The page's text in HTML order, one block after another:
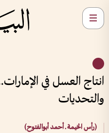
انتاج العسل في
والتحديات
(رأس الخيمة ـ أحمد أبوالفتوح)